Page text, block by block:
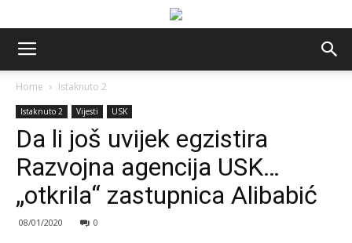
Home Istaknuto 2
Istaknuto 2 Vijesti USK
Da li još uvijek egzistira
Razvojna agencija USK…
„otkrila“ zastupnica Alibabić
08/01/2020 0